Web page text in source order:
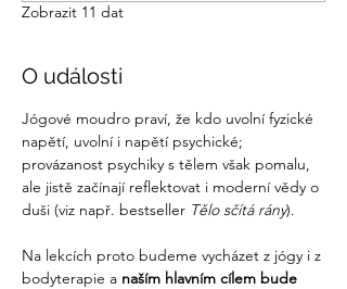
Zobrazit 11 dat
O události
Jógové moudro praví, že kdo uvolní fyzické
napětí, uvolní i napětí psychické;
provázanost psychiky s tělem však pomalu,
ale jistě začínají reflektovat i moderní vědy o
duši (viz např. bestseller Tělo sčítá rány).
Na lekcích proto budeme vycházet z jógy i z
bodyterapie a naším hlavním cílem bude